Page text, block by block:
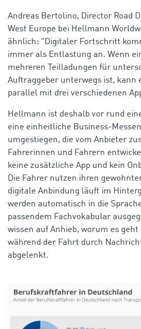
Andreas Bertolino, Director Road
West Europe bei Hellmann
ähnlich: "Digitaler Fortschritt
immer als Entlastung an. Wenn
mehreren Teilladungen für
Auftraggeber unterwegs ist, kann
parallel mit drei verschiedenen
Hellmann ist deshalb vor rund
eine einheitliche Business-
umgestiegen, die vom Anbieter
Fahrerinnen und Fahrern
keine zusätzliche App und kein
Die Fahrer nutzen ihren
digitale Anbindung läuft im
werden automatisch in die
passendem Fachvokabular
wissen auf Anhieb, worum es geht
während der Fahrt durch
abgelenkt.